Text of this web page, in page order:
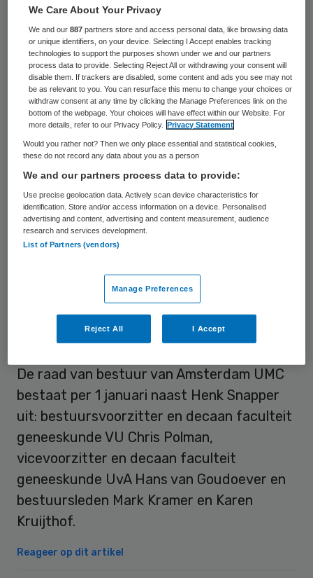
19 september 2022,14:58
1739 keer gelezen
Henk Snapper treedt per 1 januari 2023 aan
als lid van de raad van bestuur van
Amsterdam UMC. Hij krijgt de portefeuille
bedrijfsvoering. Snapper volgt Frida van
den Maagdenberg op, die Amsterdam UMC
per 1 december gaat verlaten.
Dat laat de raad van toezicht van
Amsterdam UMC op 16 september weten
sinds 2013 lid van de raad van bestuur van
UMC Groningen, met de portefeuille
bedrijfsvoering en innovatie, en vanaf 2019
is hij ook vicevoorzitter van de rvb.
De raad van bestuur van Amsterdam UMC
bestaat per 1 januari naast Henk Snapper
uit: bestuursvoorzitter en decaan faculteit
geneeskunde VU Chris Polman,
vicevoorzitter en decaan faculteit
geneeskunde UvA Hans van Goudoever en
bestuursleden Mark Kramer en Karen
Kruijthof.
Reageer op dit artikel
We Care About Your Privacy
We and our887 partners store and access personal data, like browsing data
or unique identifiers, on your device. Selecting I Accept enables tracking
technologies to support the purposes shown under we and our partners
process data to provide. Selecting Reject All or withdrawing your consent will
disable them. If trackers are disabled, some content and ads you see may not
be as relevant to you. You can resurface this menu to change your choices or
withdraw consent at any time by clicking the Manage Preferences link on the
bottom of the webpage. Your choices will have effect within our Website. For
more details, refer to our Privacy Policy.
Privacy Statement
Would you rather not? Then we only place essential and statistical cookies,
these do not record any data about you as a person
We and our partners process data to provide:
Use precise geolocation data. Actively scan device characteristics for
identification. Store and/or access information on a device. Personalised
advertising and content, advertising and content measurement, audience
research and services development.
List of Partners (vendors)
Manage Preferences
Reject All I Accept